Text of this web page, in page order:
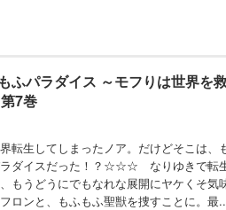
ふパラダイス ～モフりは世界を
7巻
転生してしまったノア。だけどそこは、
ラダイスだった！？☆☆☆ なりゆきで転
もうどうにでもなれな展開にヤケくそ気
ロンと、もふもふ聖獣を捜すことに。最